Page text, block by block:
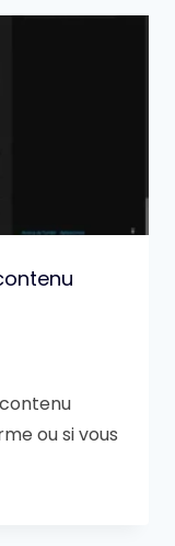
ou si vous